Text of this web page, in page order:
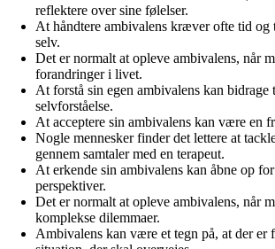
reflektere over sine følelser.
At håndtere ambivalens kræver ofte tid og
selv.
Det er normalt at opleve ambivalens, når
forandringer i livet.
At forstå sin egen ambivalens kan bidrage
selvforståelse.
At acceptere sin ambivalens kan være en
Nogle mennesker finder det lettere at
gennem samtaler med en terapeut.
At erkende sin ambivalens kan åbne op
perspektiver.
Det er normalt at opleve ambivalens, når
komplekse dilemmaer.
Ambivalens kan være et tegn på, at der er